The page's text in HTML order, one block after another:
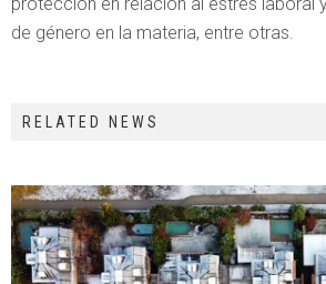
de género en la materia, entre otras.
RELATED NEWS